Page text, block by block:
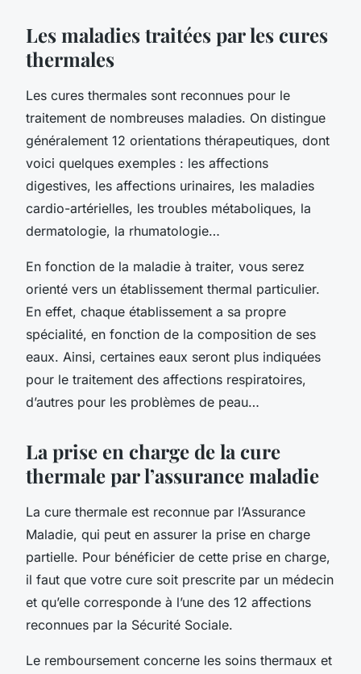
Les maladies traitées par les cures
thermales
Les cures thermales sont reconnues pour le
traitement de nombreuses maladies. On distingue
généralement 12 orientations thérapeutiques, dont
voici quelques exemples : les affections
digestives, les affections urinaires, les maladies
cardio-artérielles, les troubles métaboliques, la
dermatologie, la rhumatologie…
En fonction de la maladie à traiter, vous serez
orienté vers un établissement thermal particulier.
En effet, chaque établissement a sa propre
spécialité, en fonction de la composition de ses
eaux. Ainsi, certaines eaux seront plus indiquées
pour le traitement des affections respiratoires,
d’autres pour les problèmes de peau…
La prise en charge de la cure
thermale par l’assurance maladie
La cure thermale est reconnue par l’Assurance
Maladie, qui peut en assurer la prise en charge
partielle. Pour bénéficier de cette prise en charge,
il faut que votre cure soit prescrite par un médecin
et qu’elle corresponde à l’une des 12 affections
reconnues par la Sécurité Sociale.
Le remboursement concerne les soins thermaux et